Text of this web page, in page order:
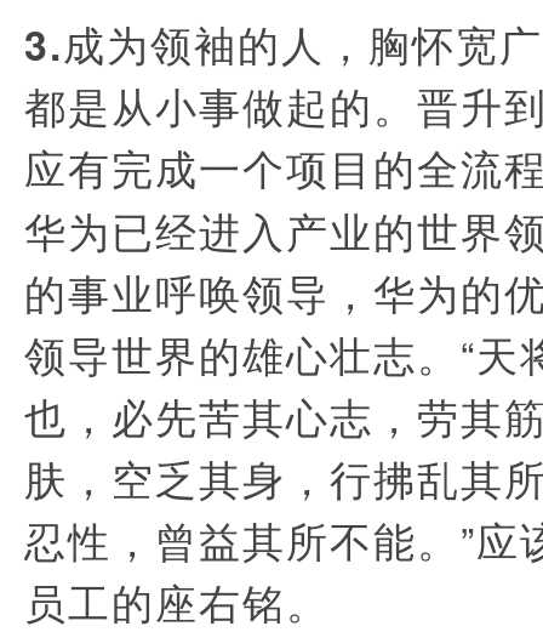
3.成为领袖的人，胸怀宽
都是从小事做起的。晋升
应有完成一个项目的全流
华为已经进入产业的世界
的事业呼唤领导，华为的
领导世界的雄心壮志。“天
也，必先苦其心志，劳其
肤，空乏其身，行拂乱其
忍性，曾益其所不能。”应
员工的座右铭。